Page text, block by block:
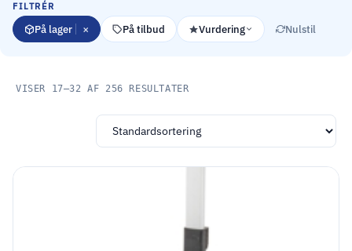
FILTRÉR
På lager × På tilbud Vurdering Nulstil
VISER 17–32 AF 256 RESULTATER